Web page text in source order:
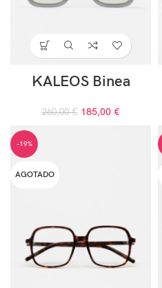
KALEOS Binea
260,00€ 185,00 €
-19%
AGOTADO